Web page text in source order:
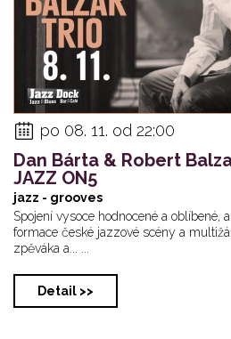
po 08. 11. od 22:00
Dan Bárta & Robert
JAZZ ON5
jazz - grooves
Spojení vysoce hodnocené a oblíbené,
formace české jazzové scény a
zpěváka a... ...
Detail >>